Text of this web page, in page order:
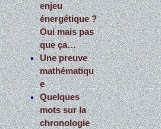
enjeu
énergétique ?
Oui mais pas
que ça…
Une preuve
mathématiqu
e
Quelques
mots sur la
chronologie